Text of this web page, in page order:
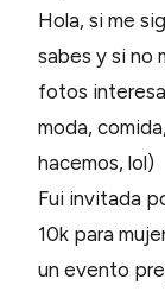
Hola, si me
sabes y si no
fotos
moda,
hacemos, lol)
Fui invitada
10k para
un evento